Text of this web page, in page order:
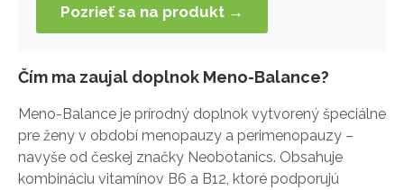
Pozrieť sa na produkt →
Čím ma zaujal doplnok Meno-Balance?
Meno-Balance je prírodný doplnok vytvorený špeciálne
pre ženy v období menopauzy a perimenopauzy –
navyše od českej značky Neobotanics. Obsahuje
kombináciu vitamínov B6 a B12, ktoré podporujú